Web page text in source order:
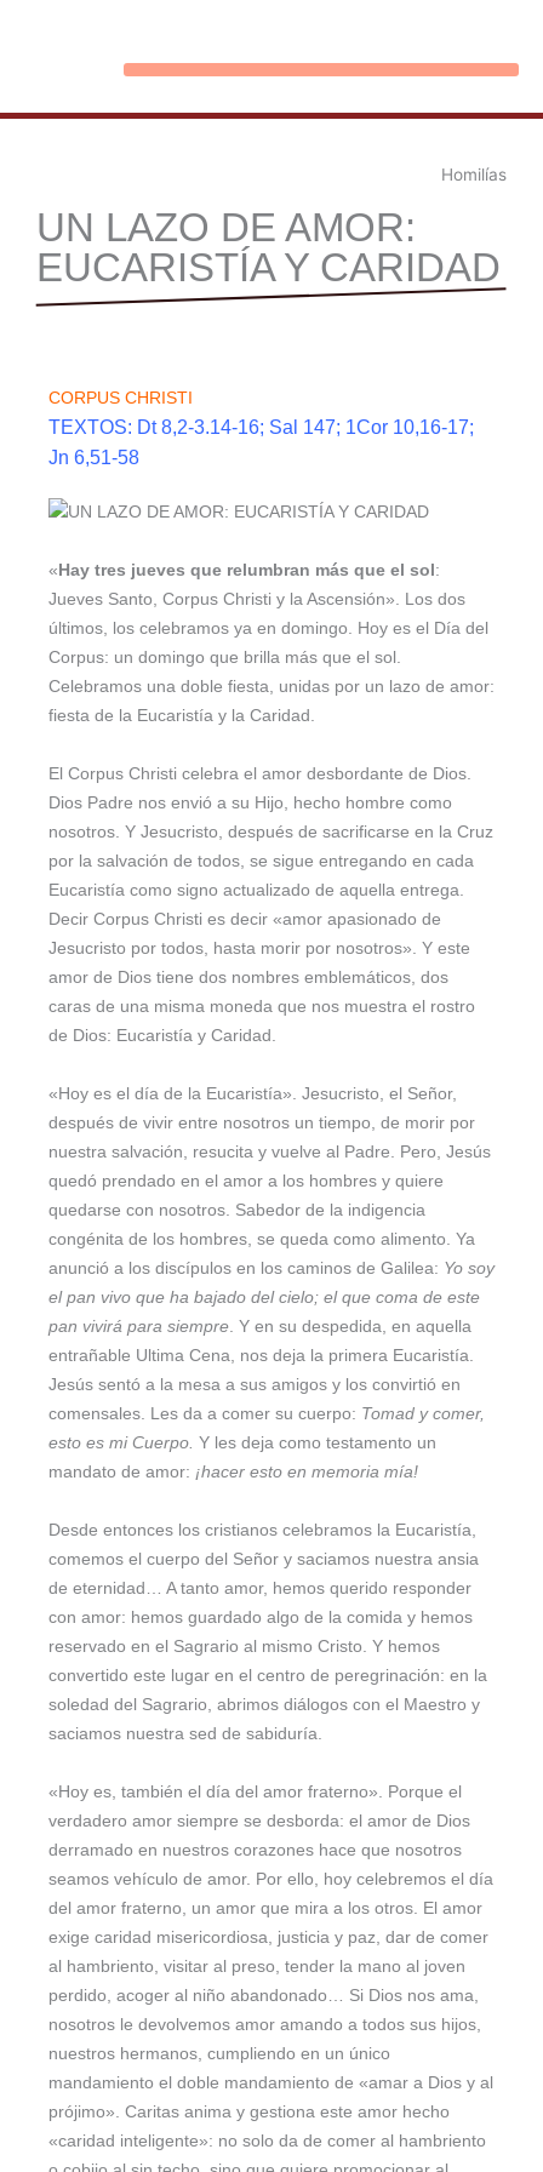
Homilías
UN LAZO DE AMOR:
EUCARISTÍA Y CARIDAD
CORPUS CHRISTI
TEXTOS: Dt 8,2-3.14-16; Sal 147; 1Cor 10,16-17;
Jn 6,51-58
« Hay tres jueves que relumbran más que el sol :
Jueves Santo, Corpus Christi y la Ascensión». Los dos
últimos, los celebramos ya en domingo. Hoy es el Día del
Corpus: un domingo que brilla más que el sol.
Celebramos una doble fiesta, unidas por un lazo de amor:
fiesta de la Eucaristía y la Caridad.
El Corpus Christi celebra el amor desbordante de Dios.
Dios Padre nos envió a su Hijo, hecho hombre como
nosotros. Y Jesucristo, después de sacrificarse en la Cruz
por la salvación de todos, se sigue entregando en cada
Eucaristía como signo actualizado de aquella entrega.
Decir Corpus Christi es decir «amor apasionado de
Jesucristo por todos, hasta morir por nosotros». Y este
amor de Dios tiene dos nombres emblemáticos, dos
caras de una misma moneda que nos muestra el rostro
de Dios: Eucaristía y Caridad.
«Hoy es el día de la Eucaristía». Jesucristo, el Señor,
después de vivir entre nosotros un tiempo, de morir por
nuestra salvación, resucita y vuelve al Padre. Pero, Jesús
quedó prendado en el amor a los hombres y quiere
quedarse con nosotros. Sabedor de la indigencia
congénita de los hombres, se queda como alimento. Ya
anunció a los discípulos en los caminos de Galilea: Yo soy
el pan vivo que ha bajado del cielo; el que coma de este
pan vivirá para siempre . Y en su despedida, en aquella
entrañable Ultima Cena, nos deja la primera Eucaristía.
Jesús sentó a la mesa a sus amigos y los convirtió en
comensales. Les da a comer su cuerpo: Tomad y comer,
esto es mi Cuerpo. Y les deja como testamento un
mandato de amor: ¡hacer esto en memoria mía!
Desde entonces los cristianos celebramos la Eucaristía,
comemos el cuerpo del Señor y saciamos nuestra ansia
de eternidad… A tanto amor, hemos querido responder
con amor: hemos guardado algo de la comida y hemos
reservado en el Sagrario al mismo Cristo. Y hemos
convertido este lugar en el centro de peregrinación: en la
soledad del Sagrario, abrimos diálogos con el Maestro y
saciamos nuestra sed de sabiduría.
«Hoy es, también el día del amor fraterno». Porque el
verdadero amor siempre se desborda: el amor de Dios
derramado en nuestros corazones hace que nosotros
seamos vehículo de amor. Por ello, hoy celebremos el día
del amor fraterno, un amor que mira a los otros. El amor
exige caridad misericordiosa, justicia y paz, dar de comer
al hambriento, visitar al preso, tender la mano al joven
perdido, acoger al niño abandonado… Si Dios nos ama,
nosotros le devolvemos amor amando a todos sus hijos,
nuestros hermanos, cumpliendo en un único
mandamiento el doble mandamiento de «amar a Dios y al
prójimo». Caritas anima y gestiona este amor hecho
«caridad inteligente»: no solo da de comer al hambriento